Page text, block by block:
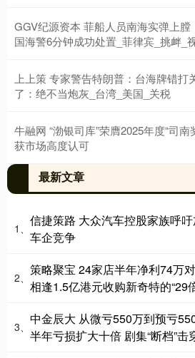
GGV纪源资本 菲船人员南海实弹上膛
国海警6分钟成功处置_菲律宾_挑衅_
上上策 专家警告特朗普：台海牌错打
了：绝不当炮灰_台湾_美国_关税
牛融网 “渤银司库”荣膺2025年度“司
获市场高度认可
最新文章
1、
信捷策路 大众汽车控股家族呼
车企竞争
2、
策略聚宝 24家店半年净利74万
相逢1.5亿港元收购新奇特的“29
3、
中金辰大 从微亏550万到预亏
半年亏损扩大十倍 剧集“断档”击